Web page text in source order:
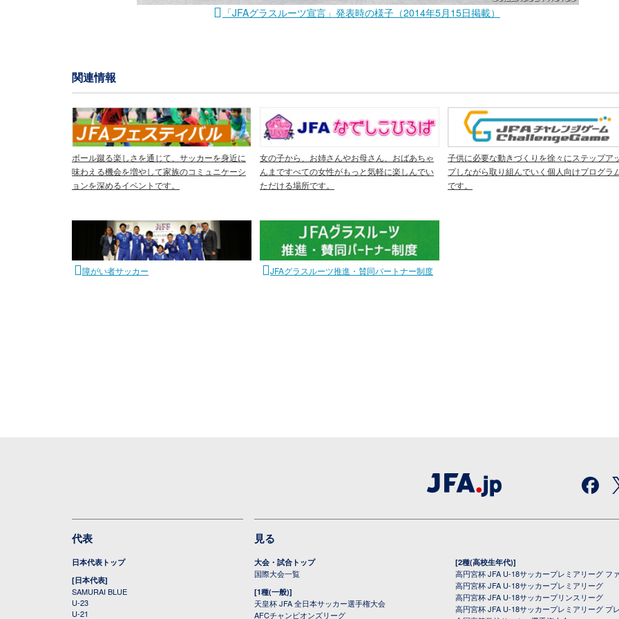
「JFAグラスルーツ宣言」発表時の様子（2014年5月15日掲載）
関連情報
ボール蹴る楽しさを通じて、サッカーを身近に
味わえる機会を増やして家族のコミュニケーシ
ョンを深めるイベントです。
女の子から、お姉さんやお母さん、おばあちゃ
んまですべての女性がもっと気軽に楽しんでい
ただける場所です。
子供に必要な動きづくりを徐々にステップア
プしながら取り組んでいく個人向けプログラ
です。
障がい者サッカー JFAグラスルーツ推進・賛同パートナー制度
代表
日本代表トップ
[日本代表]
SAMURAI BLUE
U-23
U-21
見る
大会・試合トップ
国際大会一覧
[1種(一般)]
天皇杯 JFA 全日本サッカー選手権大会
AFCチャンピオンズリーグ
[2種(高校生年代)]
高円宮杯 JFA U-18サッカープレミアリーグ フ
高円宮杯 JFA U-18サッカープレミアリーグ
高円宮杯 JFA U-18サッカープリンスリーグ
高円宮杯 JFA U-18サッカープレミアリーグ プ